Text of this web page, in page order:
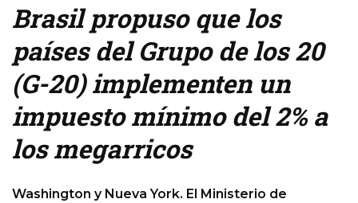
Brasil propuso que los
países del Grupo de los 20
(G-20) implementen un
impuesto mínimo del 2% a
los megarricos
Washington y Nueva York. El Ministerio de